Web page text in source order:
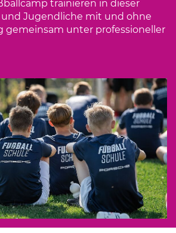
trainieren in dieser
und Jugendliche mit und ohne
gemeinsam unter professioneller